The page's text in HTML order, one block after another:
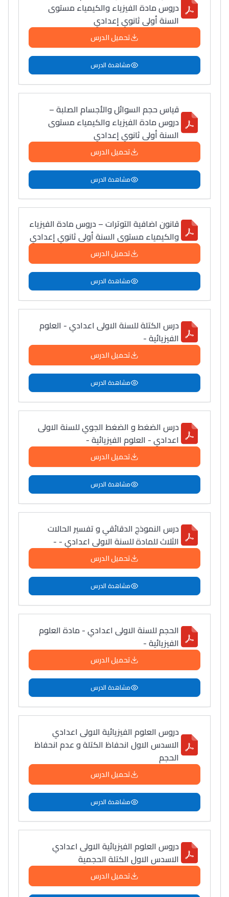
دروس مادة الفيزياء والكيمياء مستوى
السنة أولى ثانوي إعدادي
تحميل الدرس
مشاهدة الدرس
قياس حجم السوائل والأجسام الصلبة –
دروس مادة الفيزياء والكيمياء مستوى
السنة أولى ثانوي إعدادي
تحميل الدرس
مشاهدة الدرس
قانون اضافية التوترات – دروس مادة الفيزياء
والكيمياء مستوى السنة أولى ثانوي إعدادي
تحميل الدرس
مشاهدة الدرس
درس الكتلة للسنة الاولى اعدادي - العلوم
الفيزيائية -
تحميل الدرس
مشاهدة الدرس
درس الضغط و الضغط الجوي للسنة الاولى
اعدادي - العلوم الفيزيائية -
تحميل الدرس
مشاهدة الدرس
درس النموذج الدقائقي و تفسير الحالات
الثلاث للمادة للسنة الاولى اعدادي - -
تحميل الدرس
مشاهدة الدرس
الحجم للسنة الاولى اعدادي - مادة العلوم
الفيزيائية -
تحميل الدرس
مشاهدة الدرس
دروس العلوم الفيزيائية الاولى اعدادي
الاسدس الاول انحفاظ الكتلة و عدم انحفاظ
الحجم
تحميل الدرس
مشاهدة الدرس
دروس العلوم الفيزيائية الاولى اعدادي
الاسدس الاول الكتلة الحجمية
تحميل الدرس